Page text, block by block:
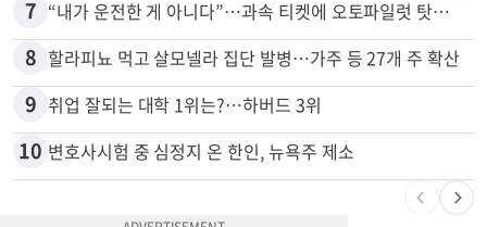
6 항공기 식기 카트 열었더니 구더기·곰팡이…LAX 기내식 업체 논란
7 “내가 운전한 게 아니다”…과속 티켓에 오토파일럿 탓한 운전자
8 할라피뇨 먹고 살모넬라 집단 발병…가주 등 27개 주 확산
9 취업 잘되는 대학 1위는?…하버드 3위